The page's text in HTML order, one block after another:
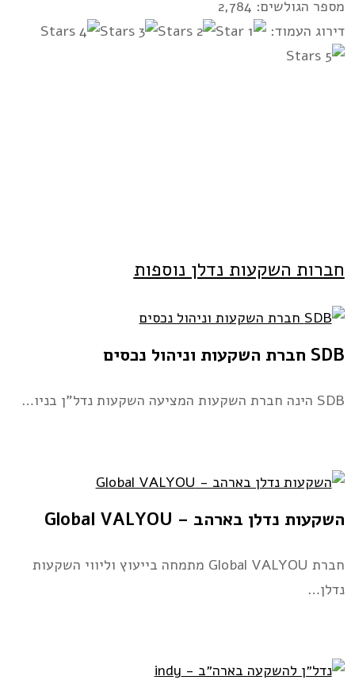
מספר הגולשים: 2,784
דירוג העמוד:
חברות השקעות נדלן נוספות
SDB חברת השקעות וניהול נכסים
SDB הינה חברת השקעות המציעה השקעות נדל”ן בניו…
השקעות נדלן בארהב – Global VALYOU
חברת Global VALYOU מתמחה בייעוץ וליווי השקעות
נדלן…